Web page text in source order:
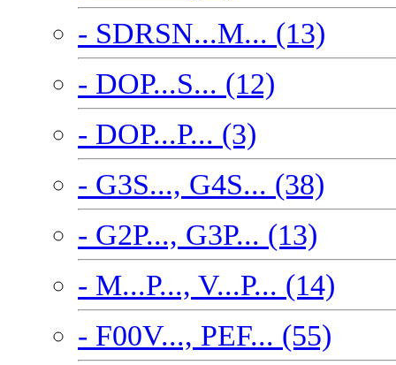
- SDRSN...M... (13)
- DOP...S... (12)
- DOP...P... (3)
- G3S..., G4S... (38)
- G2P..., G3P... (13)
- M...P..., V...P... (14)
- F00V..., PEF... (55)